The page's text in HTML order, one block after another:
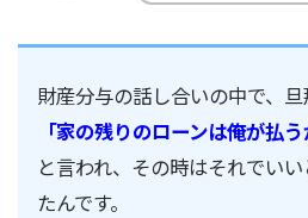
財産分与の話し合いの中で、旦
「家の残りのローンは俺が払う
と言われ、その時はそれでい
たんです。